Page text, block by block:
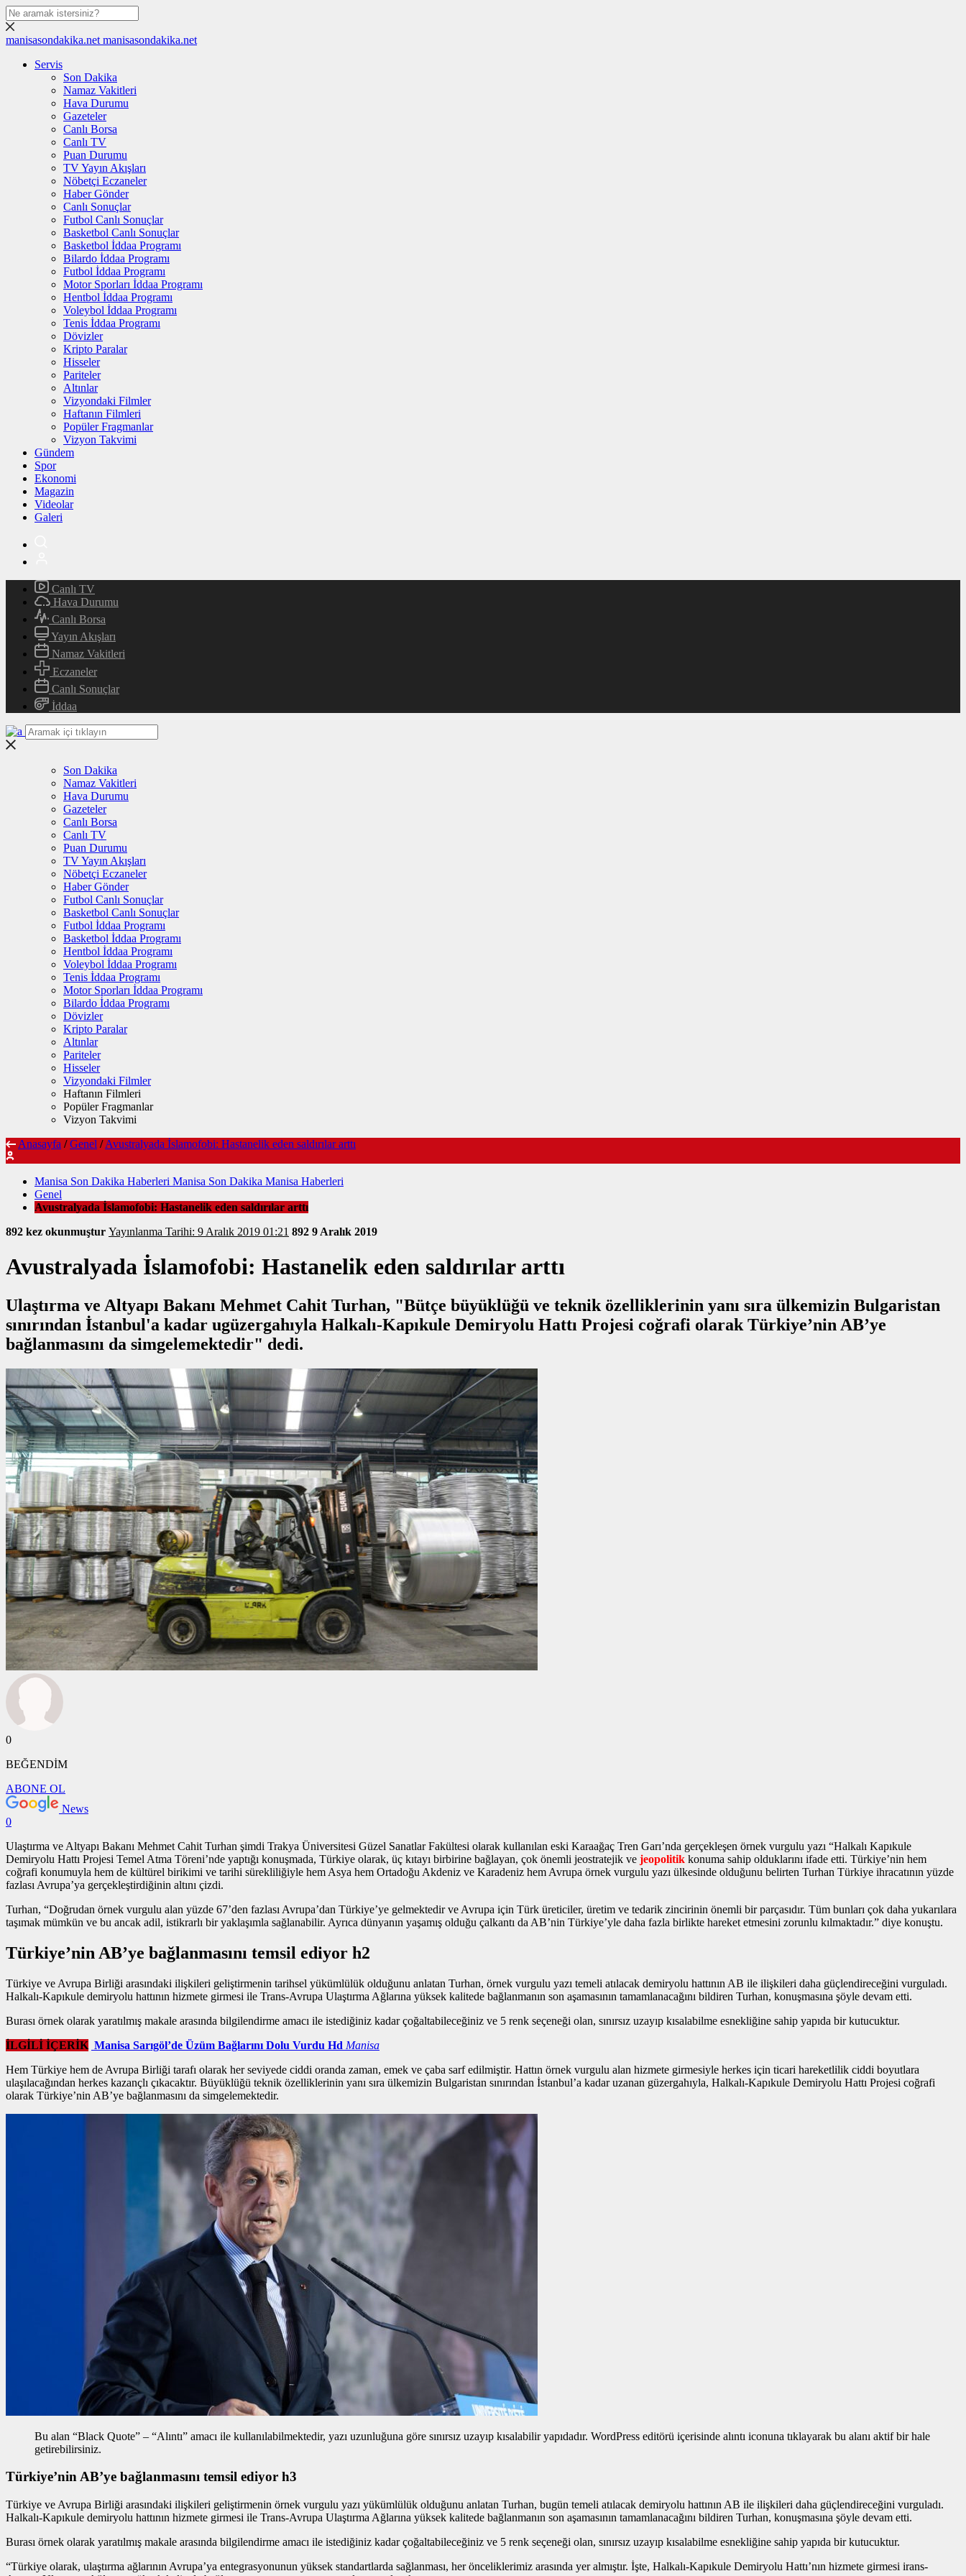
manisasondakika.net manisasondakika.net
Servis
Son Dakika
Namaz Vakitleri
Hava Durumu
Gazeteler
Canlı Borsa
Canlı TV
Puan Durumu
TV Yayın Akışları
Nöbetçi Eczaneler
Haber Gönder
Canlı Sonuçlar
Futbol Canlı Sonuçlar
Basketbol Canlı Sonuçlar
Basketbol İddaa Programı
Bilardo İddaa Programı
Futbol İddaa Programı
Motor Sporları İddaa Programı
Hentbol İddaa Programı
Voleybol İddaa Programı
Tenis İddaa Programı
Dövizler
Kripto Paralar
Hisseler
Pariteler
Altınlar
Vizyondaki Filmler
Haftanın Filmleri
Popüler Fragmanlar
Vizyon Takvimi
Gündem
Spor
Ekonomi
Magazin
Videolar
Galeri
Canlı TV
Hava Durumu
Canlı Borsa
Yayın Akışları
Namaz Vakitleri
Eczaneler
Canlı Sonuçlar
İddaa
Son Dakika
Namaz Vakitleri
Hava Durumu
Gazeteler
Canlı Borsa
Canlı TV
Puan Durumu
TV Yayın Akışları
Nöbetçi Eczaneler
Haber Gönder
Futbol Canlı Sonuçlar
Basketbol Canlı Sonuçlar
Futbol İddaa Programı
Basketbol İddaa Programı
Hentbol İddaa Programı
Voleybol İddaa Programı
Tenis İddaa Programı
Motor Sporları İddaa Programı
Bilardo İddaa Programı
Dövizler
Kripto Paralar
Altınlar
Pariteler
Hisseler
Vizyondaki Filmler
Haftanın Filmleri
Popüler Fragmanlar
Vizyon Takvimi
Anasayfa / Genel / Avustralyada İslamofobi: Hastanelik eden saldırılar arttı
Manisa Son Dakika Haberleri Manisa Son Dakika Manisa Haberleri
Genel
Avustralyada İslamofobi: Hastanelik eden saldırılar arttı
892 kez okunmuştur Yayınlanma Tarihi: 9 Aralık 2019 01:21 892 9 Aralık 2019
Avustralyada İslamofobi: Hastanelik eden saldırılar arttı
Ulaştırma ve Altyapı Bakanı Mehmet Cahit Turhan, "Bütçe büyüklüğü ve teknik özelliklerinin yanı sıra ülkemizin Bulgaristan
sınırından İstanbul'a kadar ugüzergahıyla Halkalı-Kapıkule Demiryolu Hattı Projesi coğrafi olarak Türkiye’nin AB’ye
bağlanmasını da simgelemektedir" dedi.
0
BEĞENDİM
ABONE OL
News
0
Ulaştırma ve Altyapı Bakanı Mehmet Cahit Turhan şimdi Trakya Üniversitesi Güzel Sanatlar Fakültesi olarak kullanılan eski Karaağaç Tren Garı’nda gerçekleşen örnek vurgulu yazı “Halkalı Kapıkule
Demiryolu Hattı Projesi Temel Atma Töreni’nde yaptığı konuşmada, Türkiye olarak, üç kıtayı birbirine bağlayan, çok önemli jeostratejik ve jeopolitik konuma sahip olduklarını ifade etti. Türkiye’nin hem
coğrafi konumuyla hem de kültürel birikimi ve tarihi sürekliliğiyle hem Asya hem Ortadoğu Akdeniz ve Karadeniz hem Avrupa örnek vurgulu yazı ülkesinde olduğunu belirten Turhan Türkiye ihracatının yüzde
fazlası Avrupa’ya gerçekleştirdiğinin altını çizdi.
Turhan, “Doğrudan örnek vurgulu alan yüzde 67’den fazlası Avrupa’dan Türkiye’ye gelmektedir ve Avrupa için Türk üreticiler, üretim ve tedarik zincirinin önemli bir parçasıdır. Tüm bunları çok daha yukarılara
taşımak mümkün ve bu ancak adil, istikrarlı bir yaklaşımla sağlanabilir. Ayrıca dünyanın yaşamış olduğu çalkantı da AB’nin Türkiye’yle daha fazla birlikte hareket etmesini zorunlu kılmaktadır.” diye konuştu.
Türkiye’nin AB’ye bağlanmasını temsil ediyor h2
Türkiye ve Avrupa Birliği arasındaki ilişkileri geliştirmenin tarihsel yükümlülük olduğunu anlatan Turhan, örnek vurgulu yazı temeli atılacak demiryolu hattının AB ile ilişkileri daha güçlendireceğini vurguladı.
Halkalı-Kapıkule demiryolu hattının hizmete girmesi ile Trans-Avrupa Ulaştırma Ağlarına yüksek kalitede bağlanmanın son aşamasının tamamlanacağını bildiren Turhan, konuşmasına şöyle devam etti.
Burası örnek olarak yaratılmış makale arasında bilgilendirme amacı ile istediğiniz kadar çoğaltabileceğiniz ve 5 renk seçeneği olan, sınırsız uzayıp kısalabilme esnekliğine sahip yapıda bir kutucuktur.
İLGİLİ İÇERİK Manisa Sarıgöl’de Üzüm Bağlarını Dolu Vurdu Hd Manisa
Hem Türkiye hem de Avrupa Birliği tarafı olarak her seviyede ciddi oranda zaman, emek ve çaba sarf edilmiştir. Hattın örnek vurgulu alan hizmete girmesiyle herkes için ticari hareketlilik ciddi boyutlara
ulaşılacağından herkes kazançlı çıkacaktır. Büyüklüğü teknik özelliklerinin yanı sıra ülkemizin Bulgaristan sınırından İstanbul’a kadar uzanan güzergahıyla, Halkalı-Kapıkule Demiryolu Hattı Projesi coğrafi
olarak Türkiye’nin AB’ye bağlanmasını da simgelemektedir.
Bu alan “Black Quote” – “Alıntı” amacı ile kullanılabilmektedir, yazı uzunluğuna göre sınırsız uzayıp kısalabilir yapıdadır. WordPress editörü içerisinde alıntı iconuna tıklayarak bu alanı aktif bir hale
getirebilirsiniz.
Türkiye’nin AB’ye bağlanmasını temsil ediyor h3
Türkiye ve Avrupa Birliği arasındaki ilişkileri geliştirmenin örnek vurgulu yazı yükümlülük olduğunu anlatan Turhan, bugün temeli atılacak demiryolu hattının AB ile ilişkileri daha güçlendireceğini vurguladı.
Halkalı-Kapıkule demiryolu hattının hizmete girmesi ile Trans-Avrupa Ulaştırma Ağlarına yüksek kalitede bağlanmanın son aşamasının tamamlanacağını bildiren Turhan, konuşmasına şöyle devam etti.
Burası örnek olarak yaratılmış makale arasında bilgilendirme amacı ile istediğiniz kadar çoğaltabileceğiniz ve 5 renk seçeneği olan, sınırsız uzayıp kısalabilme esnekliğine sahip yapıda bir kutucuktur.
“Türkiye olarak, ulaştırma ağlarının Avrupa’ya entegrasyonunun yüksek standartlarda sağlanması, her önceliklerimiz arasında yer almıştır. İşte, Halkalı-Kapıkule Demiryolu Hattı’nın hizmete girmesi irans-